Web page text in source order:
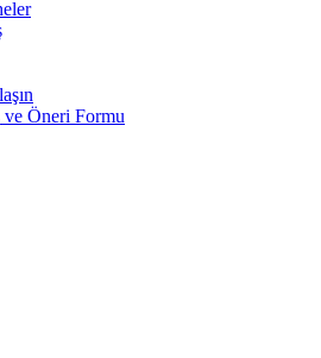
ve Öneri Formu